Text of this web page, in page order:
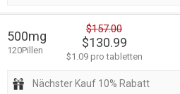
500mg
120Pillen
$157.00
$130.99
$1.09 pro tabletten
Nächster Kauf 10% Rabatt